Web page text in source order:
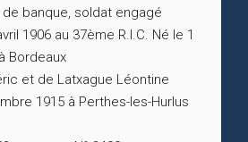
banque, soldat engagé
1906 au 37ème R.I.C. Né le 1
Bordeaux
et de Latxague Léontine
1915 à Perthes-les-Hurlus